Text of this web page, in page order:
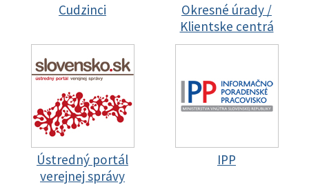
Cudzinci
Okresné úrady /
Klientske centrá
Ústredný portál
verejnej správy
IPP